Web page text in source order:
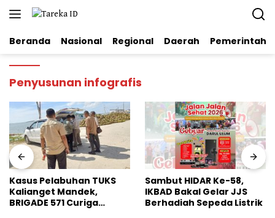
Langsung
Beranda Nasional Regional Daerah
Penyusunan infografis
Kasus Pelabuhan TUKS
Kalianget Mandek,
BRIGADE 571 Curiga
Sambut HIDAR Ke-58,
IKBAD Bakal Gelar JJS
Berhadiah Sepeda Listrik